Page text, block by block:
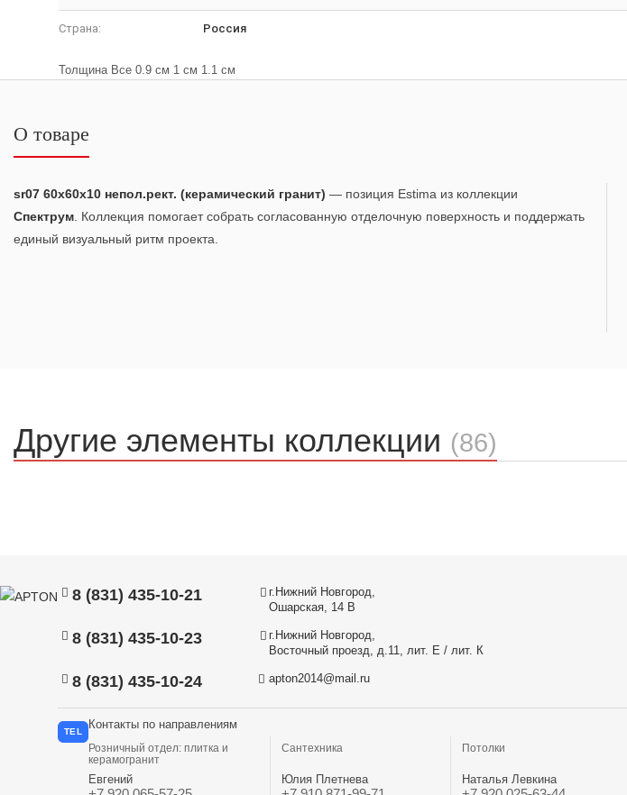
Страна: Россия
Толщина Все 0.9 см 1 см 1.1 см
О товаре
sr07 60x60х10 непол.рект. (керамический гранит) — позиция Estima из коллекции
Спектрум. Коллекция помогает собрать согласованную отделочную поверхность и поддержать
единый визуальный ритм проекта.
Другие элементы коллекции (86)
8 (831) 435-10-21
8 (831) 435-10-23
8 (831) 435-10-24
г.Нижний Новгород,
Ошарская, 14 В
г.Нижний Новгород,
Восточный проезд, д.11, лит. Е / лит. К
apton2014@mail.ru
TEL
Контакты по направлениям
Розничный отдел: плитка и
керамогранит
Евгений
Сантехника
Юлия Плетнева
Потолки
Наталья Левкина